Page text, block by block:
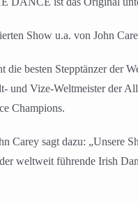
Show u.a. von John
die besten Stepptänzer der
und Vize-Weltmeister der
Champions.
Carey sagt dazu: „Unsere
weltweit führende Irish